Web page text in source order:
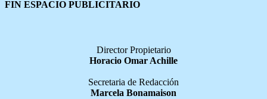
FIN ESPACIO PUBLICITARIO
Director Propietario
Horacio Omar Achille
Secretaria de Redacción
Marcela Bonamaison